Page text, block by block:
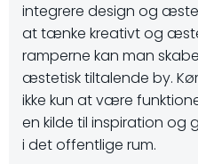
integrere design og
at tænke kreativt og
ramperne kan man
æstetisk tiltalende by.
ikke kun at være
en kilde til inspiration
i det offentlige rum.